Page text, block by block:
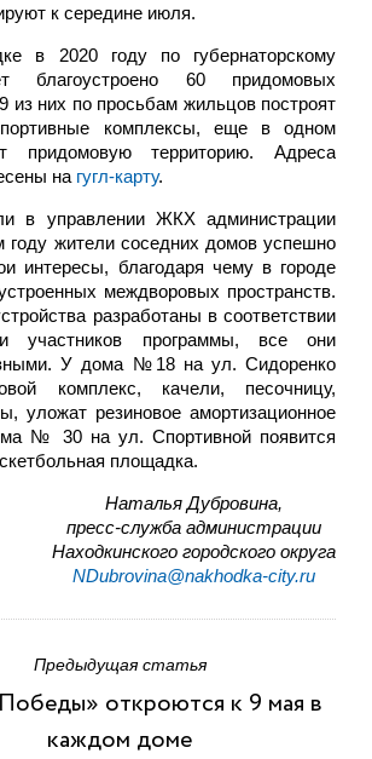
к середине июля.
в 2020 году по губернаторскому
благоустроено 60 придомовых
из них по просьбам жильцов построят
комплексы, еще в одном
придомовую территорию. Адреса
на гугл-карту.
в управлении ЖКХ администрации
году жители соседних домов успешно
интересы, благодаря чему в городе
междворовых пространств.
разработаны в соответствии
участников программы, все они
У дома №18 на ул. Сидоренко
комплекс, качели, песочницу,
уложат резиновое амортизационное
№ 30 на ул. Спортивной появится
площадка.
,Наталья Дубровина
пресс-служба администрации
Находкинского городского округа
NDubrovina@nakhodka-city.ru
Предыдущая статья
откроются к 9 мая в
каждом доме